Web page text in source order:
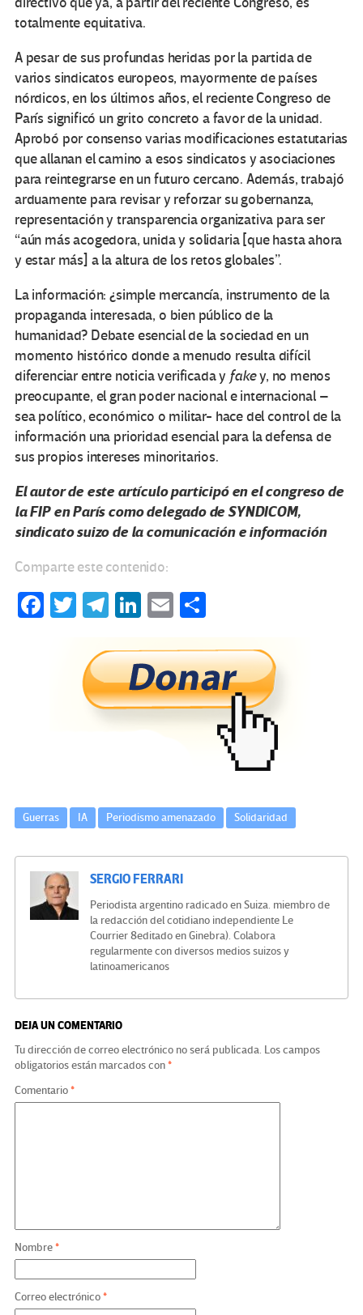
totalmente equitativa.
A pesar de sus profundas heridas por la partida de
varios sindicatos europeos, mayormente de países
nórdicos, en los últimos años, el reciente Congreso de
París significó un grito concreto a favor de la unidad.
Aprobó por consenso varias modificaciones estatutarias
que allanan el camino a esos sindicatos y asociaciones
para reintegrarse en un futuro cercano. Además, trabajó
arduamente para revisar y reforzar su gobernanza,
representación y transparencia organizativa para ser
“aún más acogedora, unida y solidaria [que hasta ahora
y estar más] a la altura de los retos globales”.
La información: ¿simple mercancía, instrumento de la
propaganda interesada, o bien público de la
humanidad? Debate esencial de la sociedad en un
momento histórico donde a menudo resulta difícil
diferenciar entre noticia verificada y fakey, no menos
preocupante, el gran poder nacional e internacional –
sea político, económico o militar- hace del control de la
información una prioridad esencial para la defensa de
sus propios intereses minoritarios.
El autor de este artículo participó en el congreso de
la FIP en París como delegado de SYNDICOM,
sindicato suizo de la comunicación e información
Comparte este contenido:
Fa T
tt
er
Te
gr
a
m
Li
ke
dI
n
E
ail m
p
ar
tir
Guerras IA Periodismo amenazado Solidaridad
SERGIO FERRARI
Periodista argentino radicado en Suiza. miembro de
la redacción del cotidiano independiente Le
Courrier 8editado en Ginebra). Colabora
regularmente con diversos medios suizos y
latinoamericanos
DEJA UN COMENTARIO
Tu dirección de correo electrónico no será publicada. Los campos
obligatorios están marcados con*
Comentario*
Nombre*
Correo electrónico*